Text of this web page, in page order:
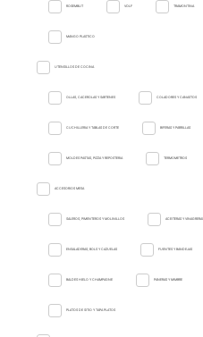
ROSEMBLIT VOLF TRAMONTINA
MANGO PLASTICO
UTENSILLOS DE COCINA
OLLAS, CACEROLAS Y SARTENES COLADORES Y CANASTOS
CUCHILLERIA Y TABLAS DE CORTE BIFERAS Y PARRILLAS
MOLDES PASTAS, PIZZA Y REPOSTERIA TERMOMETROS
ACCESORIOS MESA
SALEROS, PIMENTEROS Y MOLINILLOS ACEITERAS Y VINAGRERAS
ENSALADERAS, BOLS Y CAZUELAS FUENTES Y BANDEJAS
BALDES HIELO Y CHAMPAGNE PANERAS Y MIMBRE
PLATOS DE SITIO Y TAPA PLATOS